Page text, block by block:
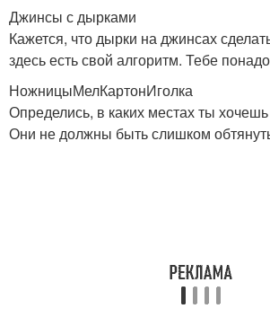
Джинсы с дырками
Кажется, что дырки на джинсах
здесь есть свой алгоритм. Тебе
НожницыМелКартонИголка
Определись, в каких местах ты
Они не должны быть слишком